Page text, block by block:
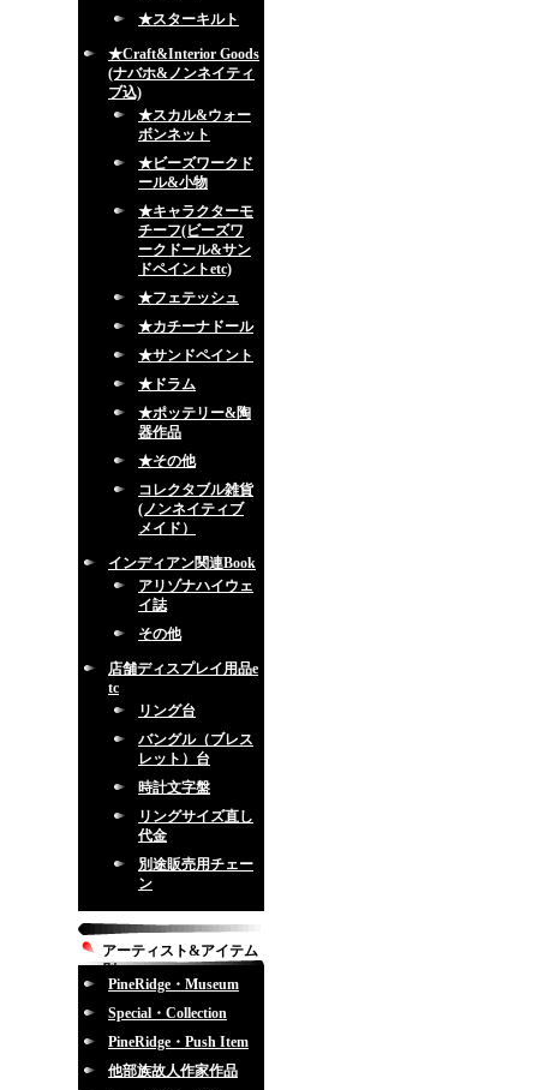
★スターキルト
★Craft&Interior Goods
(ナバホ&ノンネイティ
ブ込)
★スカル&ウォー
ボンネット
★ビーズワークド
ール&小物
★キャラクターモ
チーフ(ビーズワ
ークドール&サン
ドペイントetc)
★フェテッシュ
★カチーナドール
★サンドペイント
★ドラム
★ポッテリー&陶
器作品
★その他
コレクタブル雑貨
(ノンネイティブ
メイド）
インディアン関連Book
アリゾナハイウェ
イ誌
その他
店舗ディスプレイ用品e
tc
リング台
バングル（ブレス
レット）台
時計文字盤
リングサイズ直し
代金
別途販売用チェー
ン
アーティスト&アイテム
別
PineRidge・Museum
Special・Collection
PineRidge・Push Item
他部族故人作家作品